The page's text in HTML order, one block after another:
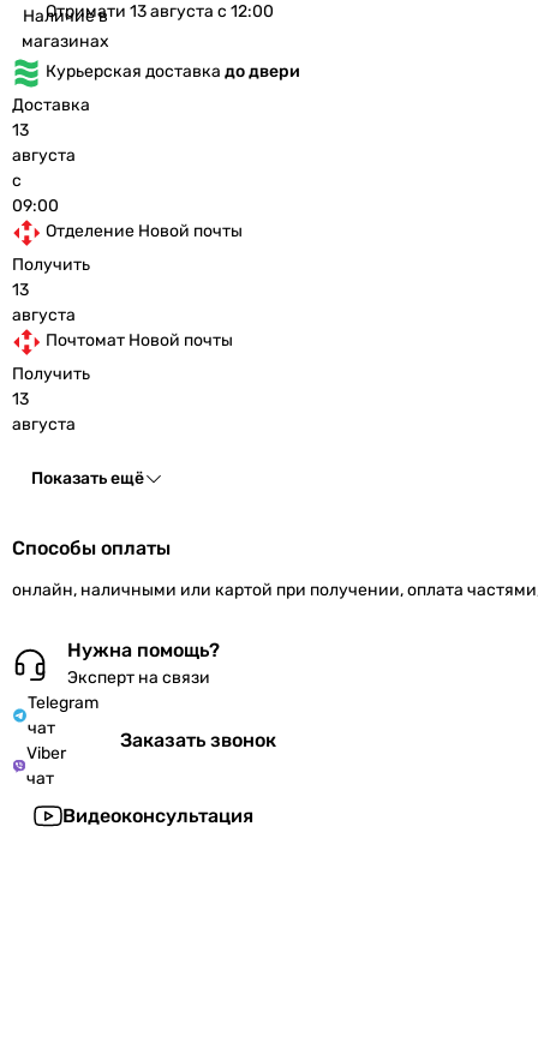
Наличие в
магазинах
Отримати 13 августа с 12:00
Курьерская доставка до двери
Доставка
13
августа
с
09:00
Отделение Новой почты
Получить
13
августа
Почтомат Новой почты
Получить
13
августа
Показать ещё
Способы оплаты
онлайн, наличными или картой при получении, оплата
Нужна помощь?
Эксперт на связи
Telegram
чат
Viber
чат
Заказать звонок
Видеоконсультация